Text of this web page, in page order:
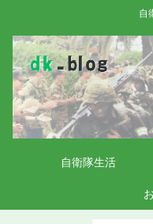
自
自衛隊生活